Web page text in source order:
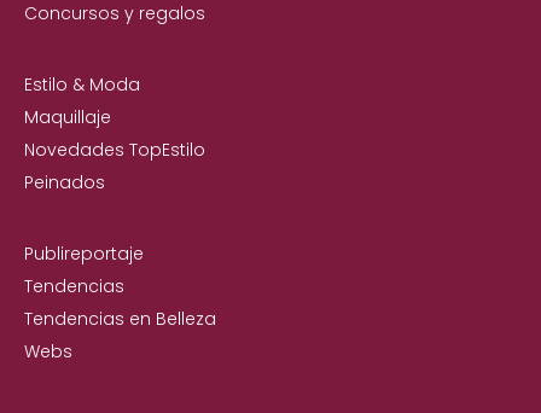
Concursos y regalos
Estilo & Moda
Maquillaje
Novedades TopEstilo
Peinados
Publireportaje
Tendencias
Tendencias en Belleza
Webs